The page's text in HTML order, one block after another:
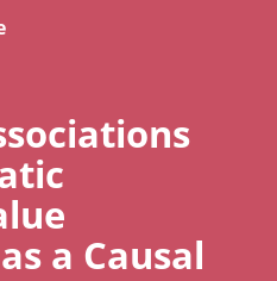
a Causal